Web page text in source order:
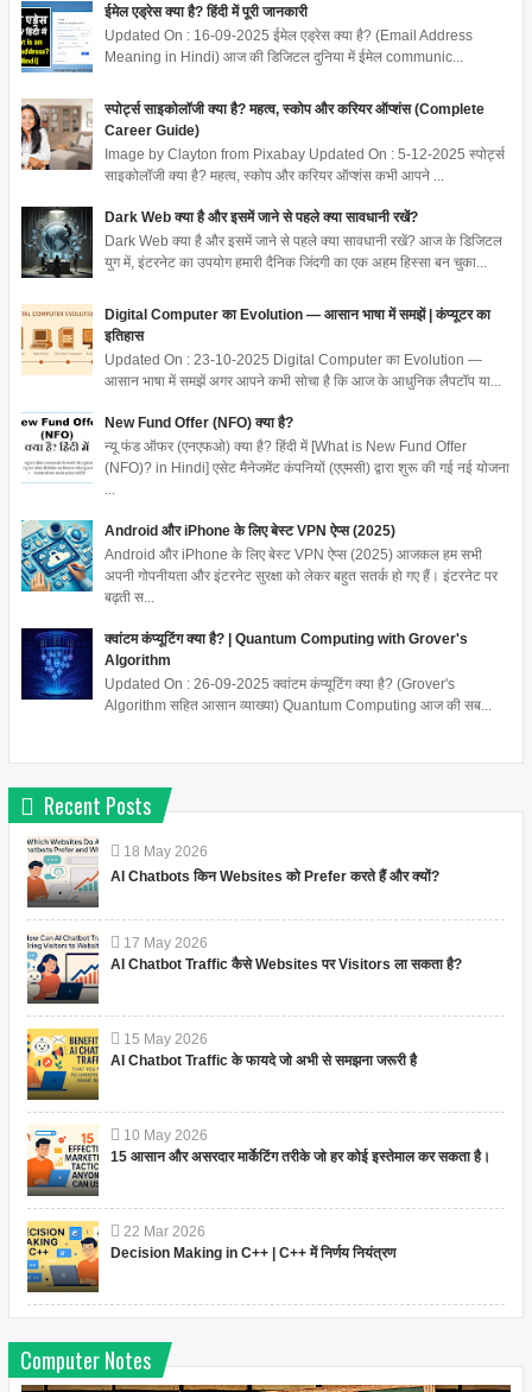
ईमेल एड्रेस क्या है? हिंदी में पूरी जानकारी
Updated On : 16-09-2025 ईमेल एड्रेस क्या है? (Email Address
Meaning in Hindi) आज की डिजिटल दुनिया में ईमेल communic...
स्पोर्ट्स साइकोलॉजी क्या है? महत्व, स्कोप और करियर ऑप्शंस (Complete
Career Guide)
Image by Clayton from Pixabay Updated On : 5-12-2025 स्पोर्ट्स
साइकोलॉजी क्या है? महत्व, स्कोप और करियर ऑप्शंस कभी आपने ...
Dark Web क्या है और इसमें जाने से पहले क्या सावधानी रखें?
Dark Web क्या है और इसमें जाने से पहले क्या सावधानी रखें? आज के डिजिटल
युग में, इंटरनेट का उपयोग हमारी दैनिक जिंदगी का एक अहम हिस्सा बन चुका...
Digital Computer का Evolution — आसान भाषा में समझें | कंप्यूटर का
इतिहास
Updated On : 23-10-2025 Digital Computer का Evolution —
आसान भाषा में समझें अगर आपने कभी सोचा है कि आज के आधुनिक लैपटॉप या...
New Fund Offer (NFO) क्या है?
न्यू फंड ऑफर (एनएफओ) क्या है? हिंदी में [What is New Fund Offer
(NFO)? in Hindi] एसेट मैनेजमेंट कंपनियों (एएमसी) द्वारा शुरू की गई नई योजना
...
Android और iPhone के लिए बेस्ट VPN ऐप्स (2025)
Android और iPhone के लिए बेस्ट VPN ऐप्स (2025) आजकल हम सभी
अपनी गोपनीयता और इंटरनेट सुरक्षा को लेकर बहुत सतर्क हो गए हैं। इंटरनेट पर
बढ़ती स...
क्वांटम कंप्यूटिंग क्या है? | Quantum Computing with Grover's
Algorithm
Updated On : 26-09-2025 क्वांटम कंप्यूटिंग क्या है? (Grover's
Algorithm सहित आसान व्याख्या) Quantum Computing आज की सब...
Recent Posts
18 May 2026
AI Chatbots किन Websites को Prefer करते हैं और क्यों?
17 May 2026
AI Chatbot Traffic कैसे Websites पर Visitors ला सकता है?
15 May 2026
AI Chatbot Traffic के फायदे जो अभी से समझना जरूरी है
10 May 2026
15 आसान और असरदार मार्केटिंग तरीके जो हर कोई इस्तेमाल कर सकता है।
22 Mar 2026
Decision Making in C++ | C++ में निर्णय नियंत्रण
Computer Notes